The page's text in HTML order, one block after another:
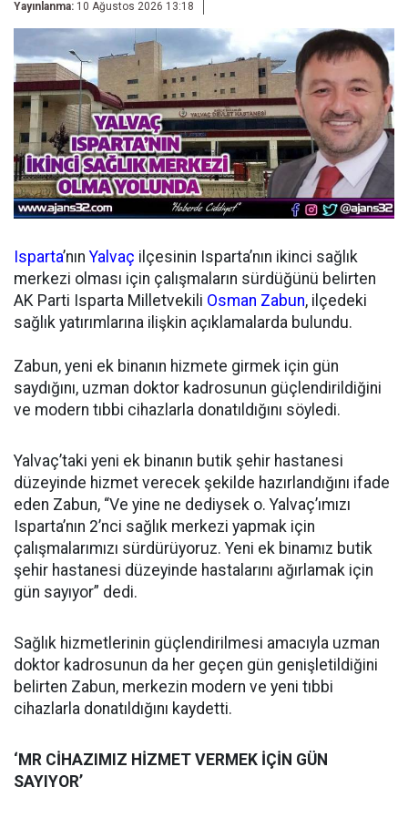
Yayınlanma: 10 Ağustos 2026 13:18
Isparta’nınYalvaç ilçesinin Isparta’nın ikinci sağlık
merkezi olması için çalışmaların sürdüğünü belirten
AK Parti Isparta Milletvekili Osman Zabun, ilçedeki
sağlık yatırımlarına ilişkin açıklamalarda bulundu.
Zabun, yeni ek binanın hizmete girmek için gün
saydığını, uzman doktor kadrosunun güçlendirildiğini
ve modern tıbbi cihazlarla donatıldığını söyledi.
Yalvaç’taki yeni ek binanın butik şehir hastanesi
düzeyinde hizmet verecek şekilde hazırlandığını ifade
eden Zabun, “Ve yine ne dediysek o. Yalvaç’ımızı
Isparta’nın 2’nci sağlık merkezi yapmak için
çalışmalarımızı sürdürüyoruz. Yeni ek binamız butik
şehir hastanesi düzeyinde hastalarını ağırlamak için
gün sayıyor” dedi.
Sağlık hizmetlerinin güçlendirilmesi amacıyla uzman
doktor kadrosunun da her geçen gün genişletildiğini
belirten Zabun, merkezin modern ve yeni tıbbi
cihazlarla donatıldığını kaydetti.
‘MR CİHAZIMIZ HİZMET VERMEK İÇİN GÜN
SAYIYOR’